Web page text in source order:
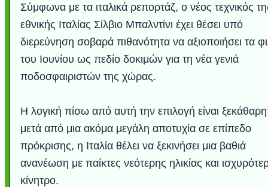
Σύμφωνα με τα ιταλικά ρεπορτάζ, ο νέος τεχνικός
εθνικής Ιταλίας Σίλβιο Μπαλντίνι έχει θέσει υπό
διερεύνηση σοβαρά πιθανότητα να αξιοποιήσει τα
του Ιουνίου ως πεδίο δοκιμών για τη νέα γενιά
ποδοσφαιριστών της χώρας.
Η λογική πίσω από αυτή την επιλογή είναι
μετά από μια ακόμα μεγάλη αποτυχία σε επίπεδο
πρόκρισης, η Ιταλία θέλει να ξεκινήσει μια βαθιά
ανανέωση με παίκτες νεότερης ηλικίας και
κίνητρο.